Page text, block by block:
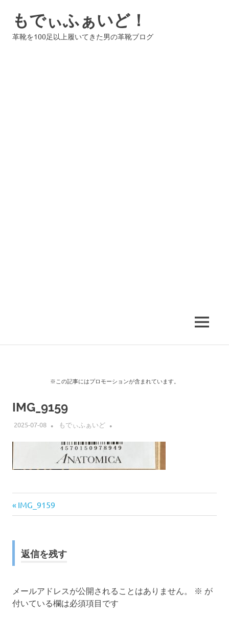
もでぃふぁいど！
革靴を100足以上履いてきた男の革靴ブログ
MENU
※この記事にはプロモーションが含まれています。
IMG_9159
2025-07-08 もでぃふぁいど
投
ナ
ゲ
前
の
IMG_9159
返信を残す
メールアドレスが公開されることはありません。 ※ が
付いている欄は必須項目です